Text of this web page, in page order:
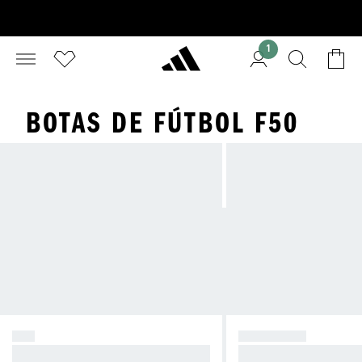
1
BOTAS DE FÚTBOL F50